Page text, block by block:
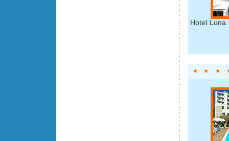
Hotel